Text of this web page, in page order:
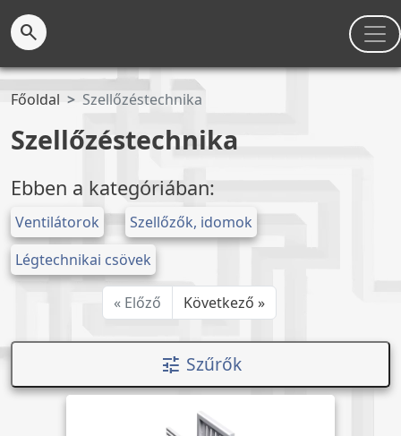
search
Főoldal Szellőzéstechnika
Szellőzéstechnika
Ebben a kategóriában:
Ventilátorok
Szellőzők, idomok
Légtechnikai csövek
« Előző Következő »
tune Szűrők